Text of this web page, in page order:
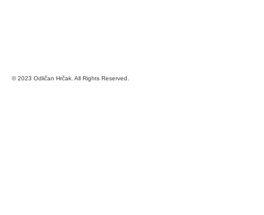
© 2023 Odličan Hrčak. All Rights Reserved.